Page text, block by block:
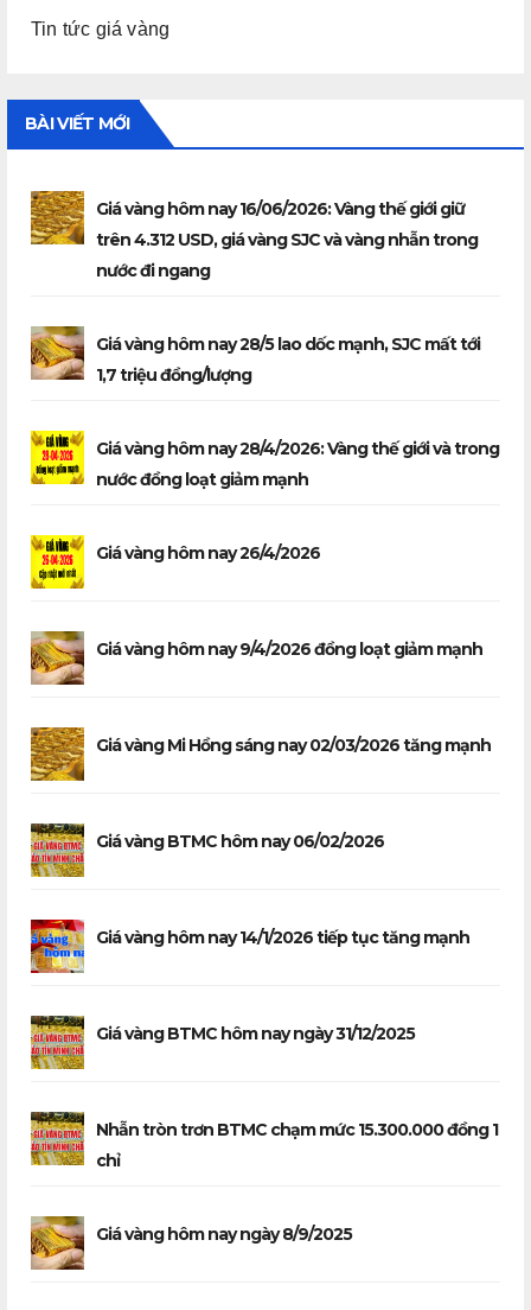
Tin tức giá vàng
BÀI VIẾT MỚI
Giá vàng hôm nay 16/06/2026: Vàng thế giới giữ
trên 4.312 USD, giá vàng SJC và vàng nhẫn trong
nước đi ngang
Giá vàng hôm nay 28/5 lao dốc mạnh, SJC mất tới
1,7 triệu đồng/lượng
Giá vàng hôm nay 28/4/2026: Vàng thế giới và trong
nước đồng loạt giảm mạnh
Giá vàng hôm nay 26/4/2026
Giá vàng hôm nay 9/4/2026 đồng loạt giảm mạnh
Giá vàng Mi Hồng sáng nay 02/03/2026 tăng mạnh
Giá vàng BTMC hôm nay 06/02/2026
Giá vàng hôm nay 14/1/2026 tiếp tục tăng mạnh
Giá vàng BTMC hôm nay ngày 31/12/2025
Nhẫn tròn trơn BTMC chạm mức 15.300.000 đồng 1
chỉ
Giá vàng hôm nay ngày 8/9/2025